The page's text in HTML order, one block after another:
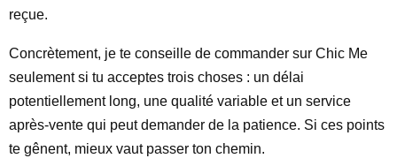
reçue.
Concrètement, je te conseille de commander sur Chic Me
seulement si tu acceptes trois choses : un délai
potentiellement long, une qualité variable et un service
après-vente qui peut demander de la patience. Si ces points
te gênent, mieux vaut passer ton chemin.